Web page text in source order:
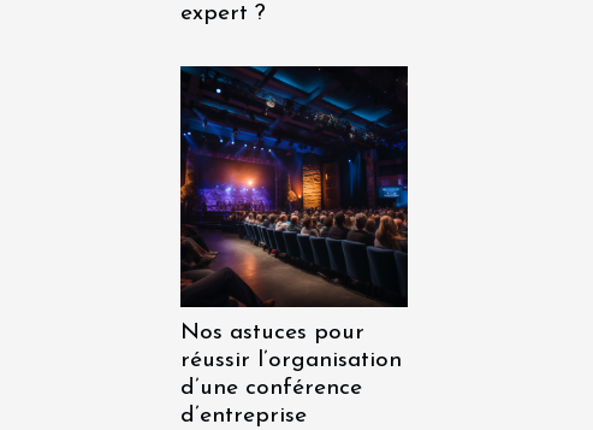
expert ?
Nos astuces pour
réussir l’organisation
d’une conférence
d’entreprise